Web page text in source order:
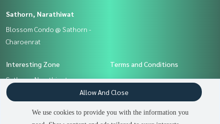
Sathorn, Narathiwat
Blossom Condo @ Sathorn -
Charoenrat
Interesting Zone
Sathorn, Narathiwat
Terms and Conditions
Privacy Policy
About us
How to sale-rent
We use cookies to provide you with the information you
Allow And Close